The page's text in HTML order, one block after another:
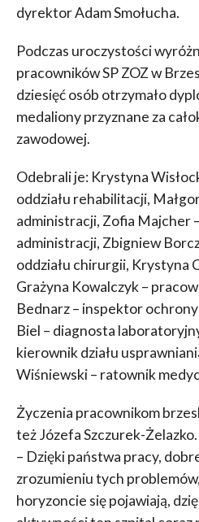
dyrektor Adam Smołucha.
Podczas uroczystości
pracowników SP ZOZ w
dziesięć osób otrzymało
medaliony przyznane za
zawodowej.
Odebrali je: Krystyna
oddziału rehabilitacji,
administracji, Zofia Majcher
administracji, Zbigniew
oddziału chirurgii, Krystyna
Grażyna Kowalczyk –
Bednarz – inspektor
Biel – diagnosta
kierownik działu
Wiśniewski – ratownik
Życzenia pracownikom
też Józefa Szczurek-Żelazko.
– Dzięki państwa pracy,
zrozumieniu tych
horyzoncie się pojawiają,